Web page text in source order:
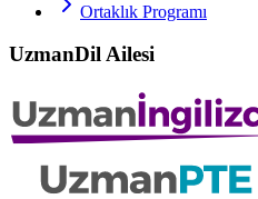
Ortaklık Programı
UzmanDil Ailesi